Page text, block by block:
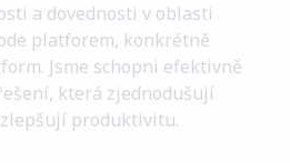
a dovednosti v oblasti
platforem, konkrétně
. Jsme schopni efektivně
která zjednodušují
produktivitu.